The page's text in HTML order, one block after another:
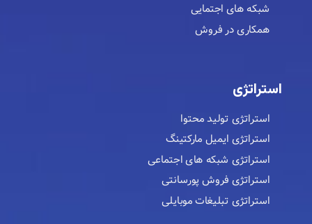
شبکه های اجتمایی
همکاری در فروش
استراتژی
استراتژی تولید محتوا
استراتژی ایمیل مارکتینگ
استراتژی شبکه های اجتماعی
استراتژی فروش پورسانتی
استراتژی تبلیغات موبایلی